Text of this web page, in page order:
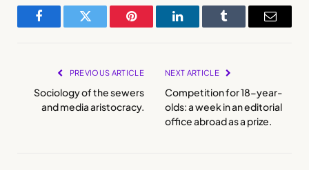
FacebookTwitter Pinterest LinkedInTumblr Email
PREVIOUS ARTICLE
Sociology of the sewers
and media aristocracy.
NEXT ARTICLE
Competition for 18-year-
olds: a week in an editorial
office abroad as a prize.